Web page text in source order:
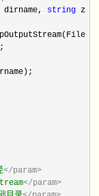
dirname, string
</param>
</param>